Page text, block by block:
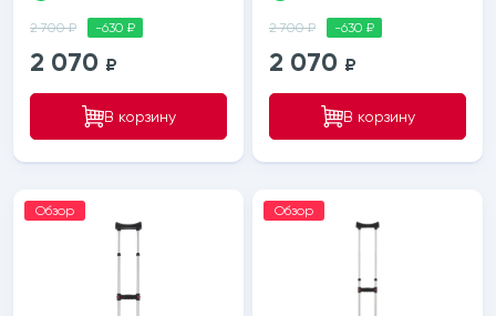
2 700 ₽ -630 ₽
2 070 ₽
В корзину
2 700 ₽ -630 ₽
2 070 ₽
В корзину
Обзор Обзор